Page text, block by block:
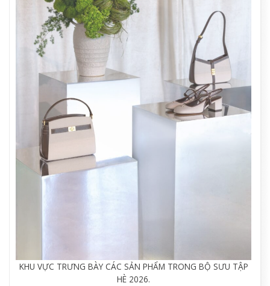
KHU VỰC TRƯNG BÀY CÁC SẢN PHẨM TRONG BỘ SƯU TẬP
HÈ 2026.